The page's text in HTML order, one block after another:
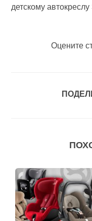
детскому
Оцените